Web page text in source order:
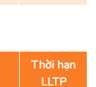
Thời hạn
LLTP